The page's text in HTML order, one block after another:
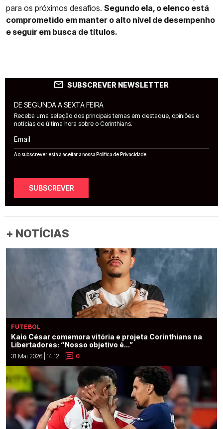
para os próximos desafios. Segundo ela, o elenco está
comprometido em manter o alto nível de desempenho
e seguir em busca de títulos.
SUBSCREVER NEWSLETTER
DE SEGUNDA A SEXTA FEIRA
Receba uma seleção dos principais temas em destaque, opiniões e
notícias de última hora sobre o Corinthians.
Email
Ao subscrever está a aceitar a nossaPolítica de Privacidade
SUBSCREVER
+ NOTÍCIAS
FUTEBOL
Kaio César comemora vitória e projeta Corinthians na
Libertadores: “Nosso objetivo é...”
31 Mai 2026 | 14:12 0